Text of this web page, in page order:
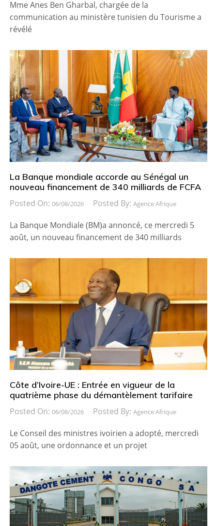
Mme Anes Ben Gharbal, chargée de la
communication au ministère tunisien du Tourisme a
révélé
La Banque mondiale accorde au Sénégal un
nouveau financement de 340 milliards de FCFA
Posted On: 06/08/2026 Posted By: Agence Afrique
La Banque Mondiale (BM)a annoncé, ce mercredi 5
août, un nouveau financement de 340 milliards
Côte d’Ivoire-UE : Entrée en vigueur de la
quatrième phase du démantèlement tarifaire
Posted On: 06/08/2026 Posted By: Agence Afrique
Le Conseil des ministres ivoirien a adopté, mercredi
05 août, une ordonnance et un projet